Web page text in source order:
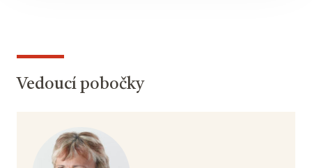
Vedoucí pobočky